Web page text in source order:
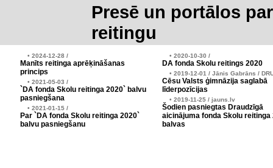
Presē un portālos
reitingu
• 2024-12-28 /
Manīts reitinga aprēķināšanas
princips
• 2021-05-03 /
`DA fonda Skolu reitinga 2020` balvu
pasniegšana
• 2021-01-15 /
Par `DA fonda Skolu reitinga 2020`
balvu pasniegšanu
• 2020-10-30 /
DA fonda Skolu reitings 2020
• 2019-12-01 / Jānis Gabrāns /
Cēsu Valsts ģimnāzija saglabā
līderpozīcijas
• 2019-11-25 / jauns.lv
Šodien pasniegtas Draudzīgā
aicinājuma fonda Skolu reitinga
balvas